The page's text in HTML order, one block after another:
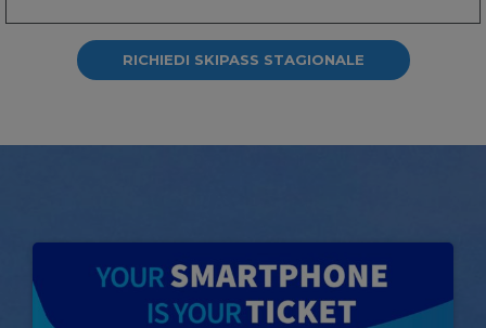
RICHIEDI SKIPASS STAGIONALE